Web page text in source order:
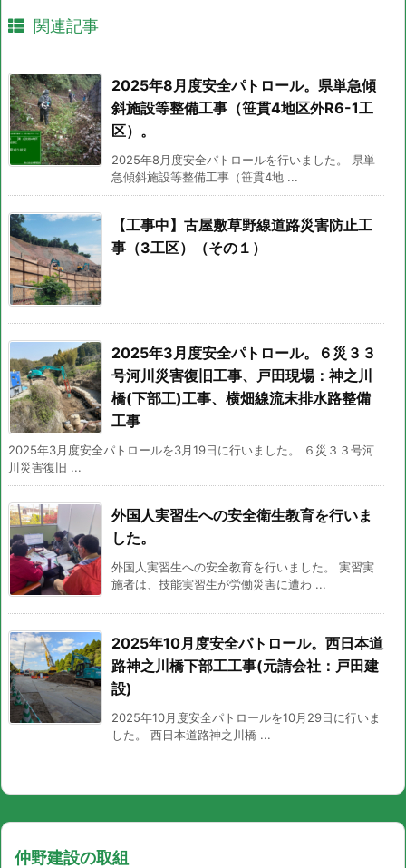
関連記事
2025年8月度安全パトロール。県単急傾
斜施設等整備工事（笹貫4地区外R6-1工
区）。
2025年8月度安全パトロールを行いました。 県単
急傾斜施設等整備工事（笹貫4地 ...
【工事中】古屋敷草野線道路災害防止工
事（3工区）（その１）
2025年3月度安全パトロール。６災３３
号河川災害復旧工事、戸田現場：神之川
橋(下部工)工事、横畑線流末排水路整備
工事
2025年3月度安全パトロールを3月19日に行いました。 ６災３３号河
川災害復旧 ...
外国人実習生への安全衛生教育を行いま
した。
外国人実習生への安全教育を行いました。 実習実
施者は、技能実習生が労働災害に遭わ ...
2025年10月度安全パトロール。西日本道
路神之川橋下部工工事(元請会社：戸田建
設)
2025年10月度安全パトロールを10月29日に行いま
した。 西日本道路神之川橋 ...
仲野建設の取組